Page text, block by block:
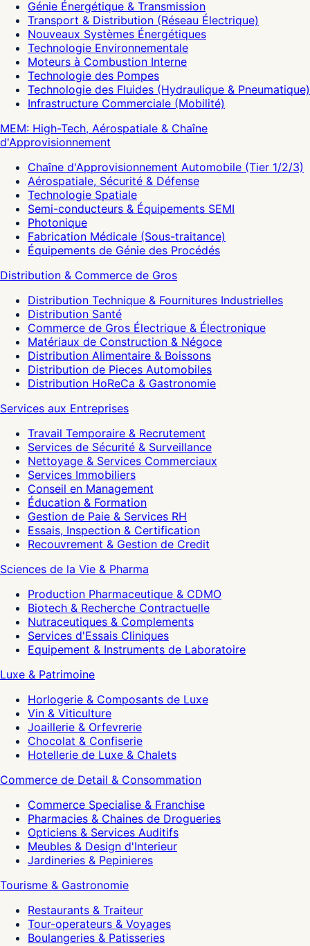
Génie Énergétique & Transmission
Transport & Distribution (Réseau Électrique)
Nouveaux Systèmes Énergétiques
Technologie Environnementale
Moteurs à Combustion Interne
Technologie des Pompes
Technologie des Fluides (Hydraulique & Pneumatique)
Infrastructure Commerciale (Mobilité)
MEM: High-Tech, Aérospatiale & Chaîne
d'Approvisionnement
Chaîne d'Approvisionnement Automobile (Tier 1/2/3)
Aérospatiale, Sécurité & Défense
Technologie Spatiale
Semi-conducteurs & Équipements SEMI
Photonique
Fabrication Médicale (Sous-traitance)
Équipements de Génie des Procédés
Distribution & Commerce de Gros
Distribution Technique & Fournitures Industrielles
Distribution Santé
Commerce de Gros Électrique & Électronique
Matériaux de Construction & Négoce
Distribution Alimentaire & Boissons
Distribution de Pieces Automobiles
Distribution HoReCa & Gastronomie
Services aux Entreprises
Travail Temporaire & Recrutement
Services de Sécurité & Surveillance
Nettoyage & Services Commerciaux
Services Immobiliers
Conseil en Management
Éducation & Formation
Gestion de Paie & Services RH
Essais, Inspection & Certification
Recouvrement & Gestion de Credit
Sciences de la Vie & Pharma
Production Pharmaceutique & CDMO
Biotech & Recherche Contractuelle
Nutraceutiques & Complements
Services d'Essais Cliniques
Equipement & Instruments de Laboratoire
Luxe & Patrimoine
Horlogerie & Composants de Luxe
Vin & Viticulture
Joaillerie & Orfevrerie
Chocolat & Confiserie
Hotellerie de Luxe & Chalets
Commerce de Detail & Consommation
Commerce Specialise & Franchise
Pharmacies & Chaines de Drogueries
Opticiens & Services Auditifs
Meubles & Design d'Interieur
Jardineries & Pepinieres
Tourisme & Gastronomie
Restaurants & Traiteur
Tour-operateurs & Voyages
Boulangeries & Patisseries